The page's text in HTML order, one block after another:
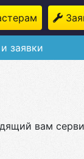
заявки
вам